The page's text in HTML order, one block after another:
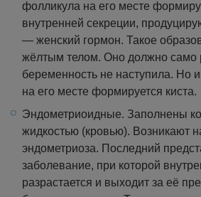
фолликула на его месте
внутренней секреции,
— женский гормон. Такое
жёлтым телом. Оно должно само
беременность не наступила. Но
на его месте формируется киста.
Эндометриоидные. Заполнены
жидкостью (кровью). Возникают
эндометриоза. Последний
заболевание, при которой
разрастается и выходит за её